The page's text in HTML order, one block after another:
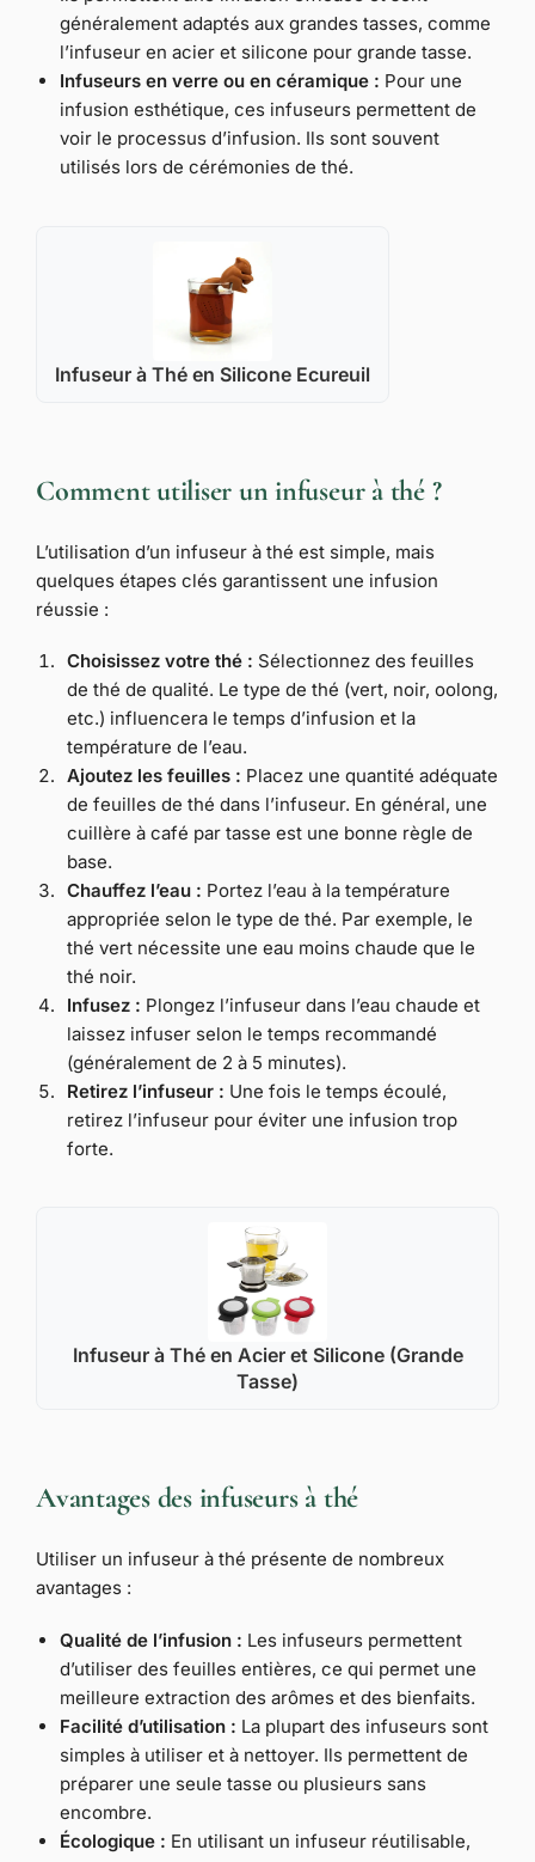
généralement adaptés aux grandes tasses, comme
l’infuseur en acier et silicone pour grande tasse.
Infuseurs en verre ou en céramique : Pour une
infusion esthétique, ces infuseurs permettent de
voir le processus d’infusion. Ils sont souvent
utilisés lors de cérémonies de thé.
Infuseur à Thé en Silicone Ecureuil
Comment utiliser un infuseur à thé ?
L’utilisation d’un infuseur à thé est simple, mais
quelques étapes clés garantissent une infusion
réussie :
Choisissez votre thé : Sélectionnez des feuilles
de thé de qualité. Le type de thé (vert, noir, oolong,
etc.) influencera le temps d’infusion et la
température de l’eau.
Ajoutez les feuilles : Placez une quantité adéquate
de feuilles de thé dans l’infuseur. En général, une
cuillère à café par tasse est une bonne règle de
base.
Chauffez l’eau : Portez l’eau à la température
appropriée selon le type de thé. Par exemple, le
thé vert nécessite une eau moins chaude que le
thé noir.
Infusez : Plongez l’infuseur dans l’eau chaude et
laissez infuser selon le temps recommandé
(généralement de 2 à 5 minutes).
Retirez l’infuseur : Une fois le temps écoulé,
retirez l’infuseur pour éviter une infusion trop
forte.
Infuseur à Thé en Acier et Silicone (Grande
Tasse)
Avantages des infuseurs à thé
Utiliser un infuseur à thé présente de nombreux
avantages :
Qualité de l’infusion : Les infuseurs permettent
d’utiliser des feuilles entières, ce qui permet une
meilleure extraction des arômes et des bienfaits.
Facilité d’utilisation : La plupart des infuseurs sont
simples à utiliser et à nettoyer. Ils permettent de
préparer une seule tasse ou plusieurs sans
encombre.
Écologique : En utilisant un infuseur réutilisable,